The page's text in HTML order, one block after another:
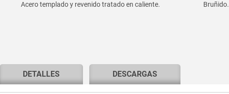
Acero templado y revenido tratado en caliente. Bruñido.
DETALLES DESCARGAS